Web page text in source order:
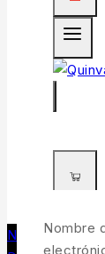
Navegando en
Nombre